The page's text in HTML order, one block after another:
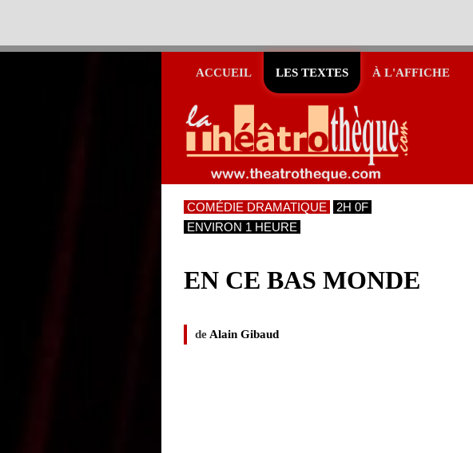
ACCUEIL LES TEXTES À L'AFFICHE
COMÉDIE DRAMATIQUE
2H 0F
ENVIRON 1 HEURE
EN CE BAS MONDE
deAlain Gibaud